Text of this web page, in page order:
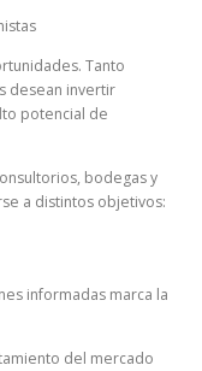
Tanto
desean invertir
potencial de
bodegas y
a distintos objetivos:
informadas marca la
del mercado